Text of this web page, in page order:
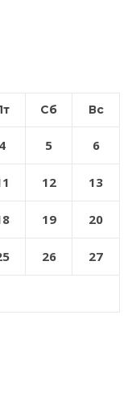
Сб Вс
4 5 6
12 13
19 20
26 27